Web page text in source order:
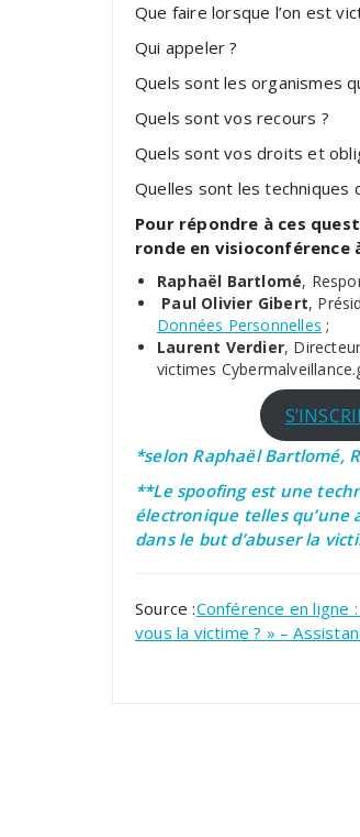
Que faire lorsque l’on est
Qui appeler ?
Quels sont les organismes
Quels sont vos recours ?
Quels sont vos droits et
Quelles sont les techniques
Pour répondre à ces
ronde en visioconférence
Raphaël Bartlomé,
Paul Olivier Gibert,
Données Personnelles ;
Laurent Verdier,
victimes
*selon Raphaël Bartlomé,
**Le spoofing est une
électronique telles qu’une
dans le but d’abuser la
Source :Conférence en ligne
vous la victime ? » –